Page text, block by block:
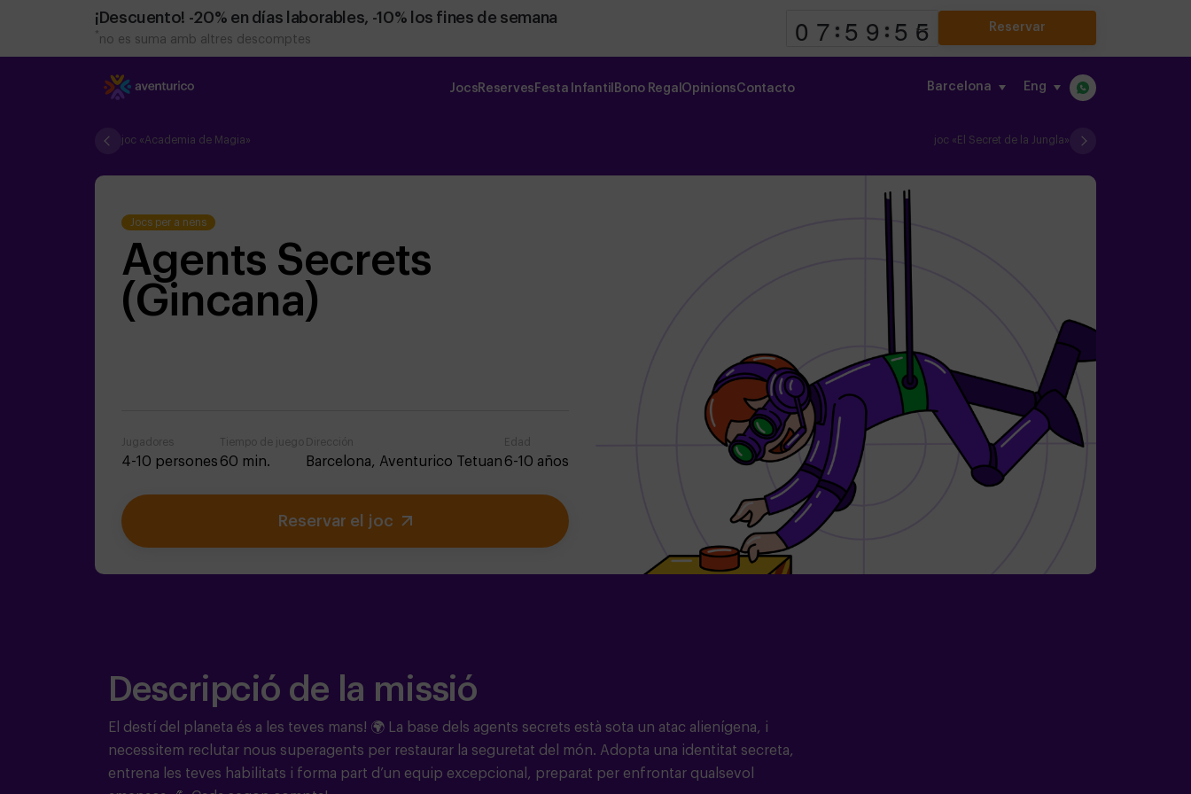
¡Descuento! -20% en días laborables, -10% los fines de semana
* no es suma amb altres descomptes
Reservar
Barcelona eng
Jocs Reserves Festa Infantil Bono Regal OpinionsContacto
joc «Academia de Magia» joc «El Secret de la Jungla»
Jocs per a nens
Agents Secrets
(Gincana)
Jugadores
4-10 persones
Tiempo de juego
60 min.
Dirección
Barcelona, Aventurico Tetuan
Edad
6-10 años
Reservar el joc
Descripció de la missió
El destí del planeta és a les teves mans! 🌍 La base dels agents secrets està sota un atac alienígena, i
necessitem reclutar nous superagents per restaurar la seguretat del món. Adopta una identitat secreta,
entrena les teves habilitats i forma part d’un equip excepcional, preparat per enfrontar qualsevol